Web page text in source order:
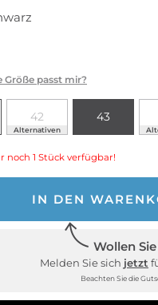
Größe passt mir?
42
Alternativen
43
noch 1 Stück verfügbar!
IN DEN
Wollen
Melden Sie sich jetzt
Beachten Sie die